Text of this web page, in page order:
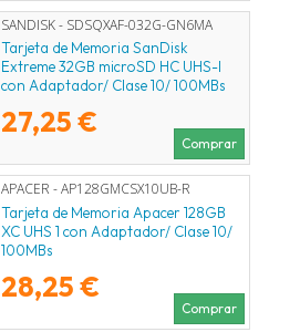
SANDISK - SDSQXAF-032G-GN6MA
Tarjeta de Memoria SanDisk
Extreme 32GB microSD HC UHS-I
con Adaptador/ Clase 10/ 100MBs
27,25 €
Comprar
APACER - AP128GMCSX10UB-R
Tarjeta de Memoria Apacer 128GB
XC UHS 1 con Adaptador/ Clase 10/
100MBs
28,25 €
Comprar